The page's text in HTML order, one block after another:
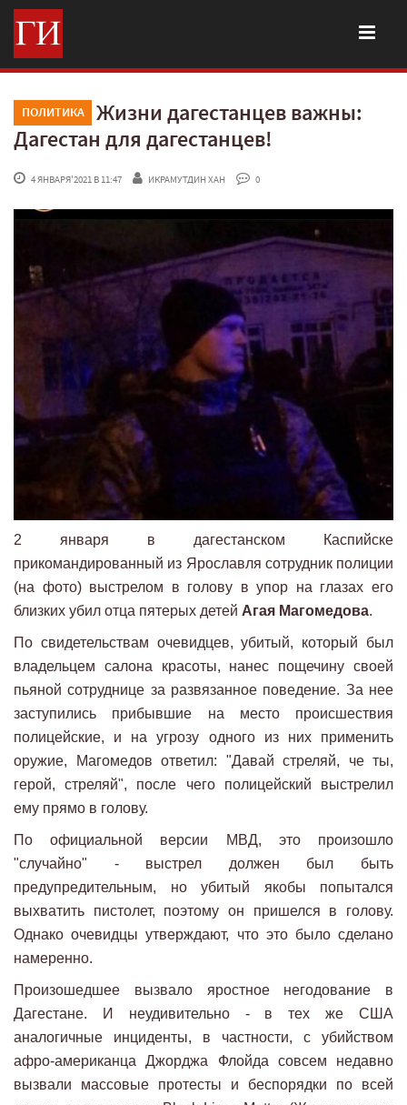
ПОЛИТИКА
Жизни дагестанцев важны:
Дагестан для дагестанцев!
4 ЯНВАРЯ'2021 В 11:47 ИКРАМУТДИН ХАН 0
2 января в дагестанском Каспийске
прикомандированный из Ярославля сотрудник полиции
(на фото) выстрелом в голову в упор на глазах его
близких убил отца пятерых детей Агая Магомедова.
По свидетельствам очевидцев, убитый, который был
владельцем салона красоты, нанес пощечину своей
пьяной сотруднице за развязанное поведение. За нее
заступились прибывшие на место происшествия
полицейские, и на угрозу одного из них применить
оружие, Магомедов ответил: "Давай стреляй, че ты,
герой, стреляй", после чего полицейский выстрелил
ему прямо в голову.
По официальной версии МВД, это произошло
"случайно" - выстрел должен был быть
предупредительным, но убитый якобы попытался
выхватить пистолет, поэтому он пришелся в голову.
Однако очевидцы утверждают, что это было сделано
намеренно.
Произошедшее вызвало яростное негодование в
Дагестане. И неудивительно - в тех же США
аналогичные инциденты, в частности, с убийством
афро-американца Джорджа Флойда совсем недавно
вызвали массовые протесты и беспорядки по всей